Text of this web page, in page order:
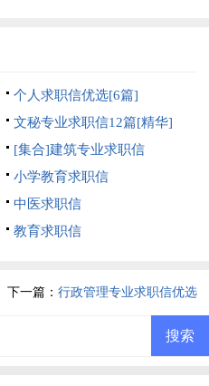
个人求职信优选[6篇]
文秘专业求职信12篇[精华]
[集合]建筑专业求职信
小学教育求职信
中医求职信
教育求职信
下一篇： 行政管理专业求职信优选